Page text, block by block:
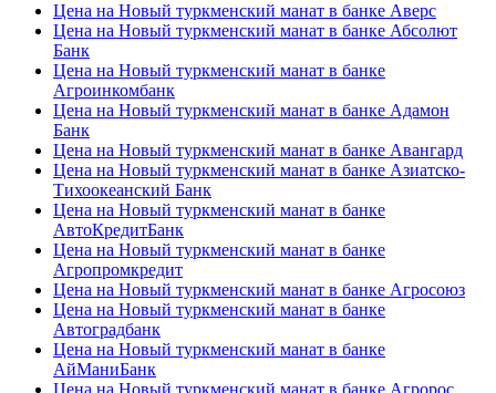
Цена на Новый туркменский манат в банке Аверс
Цена на Новый туркменский манат в банке Абсолют
Банк
Цена на Новый туркменский манат в банке
Агроинкомбанк
Цена на Новый туркменский манат в банке Адамон
Банк
Цена на Новый туркменский манат в банке Авангард
Цена на Новый туркменский манат в банке Азиатско-
Тихоокеанский Банк
Цена на Новый туркменский манат в банке
АвтоКредитБанк
Цена на Новый туркменский манат в банке
Агропромкредит
Цена на Новый туркменский манат в банке Агросоюз
Цена на Новый туркменский манат в банке
Автоградбанк
Цена на Новый туркменский манат в банке
АйМаниБанк